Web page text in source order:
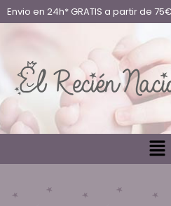
Envio en 24h* GRATIS a partir de